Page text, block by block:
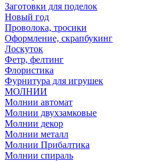
Заготовки для поделок
Новый год
Проволока, тросики
Оформление, скрапбукинг
Лоскуток
Фетр, фелтинг
Флористика
Фурнитура для игрушек
МОЛНИИ
Молнии автомат
Молнии двухзамковые
Молнии декор
Молнии металл
Молнии Прибалтика
Молнии спираль